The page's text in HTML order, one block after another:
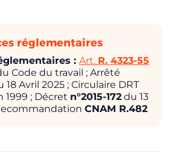
réglementaires
: Art. R. 4323-55
Code du travail ; Arrêté
18 Avril 2025 ; Circulaire DRT
1999 ; Décret n°2015-172 du 13
CNAM R.482